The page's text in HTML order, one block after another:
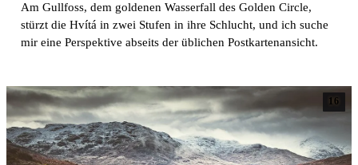
Am Gullfoss, dem goldenen Wasserfall des Golden Circle,
stürzt die Hvítá in zwei Stufen in ihre Schlucht, und ich suche
mir eine Perspektive abseits der üblichen Postkartenansicht.
16